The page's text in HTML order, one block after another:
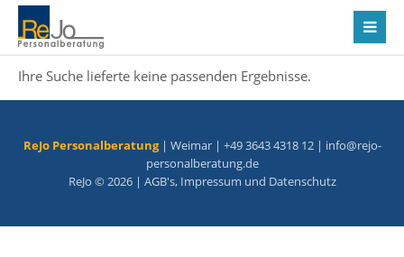
Ihre Suche lieferte keine passenden Ergebnisse.
ReJo Personalberatung| Weimar | +49 3643 4318 12 | info@rejo-
personalberatung.de
ReJo © 2026 | AGB's, Impressum und Datenschutz